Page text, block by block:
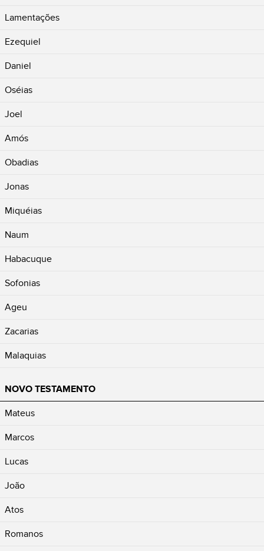
Lamentações
Ezequiel
Daniel
Oséias
Joel
Amós
Obadias
Jonas
Miquéias
Naum
Habacuque
Sofonias
Ageu
Zacarias
Malaquias
NOVO TESTAMENTO
Mateus
Marcos
Lucas
João
Atos
Romanos